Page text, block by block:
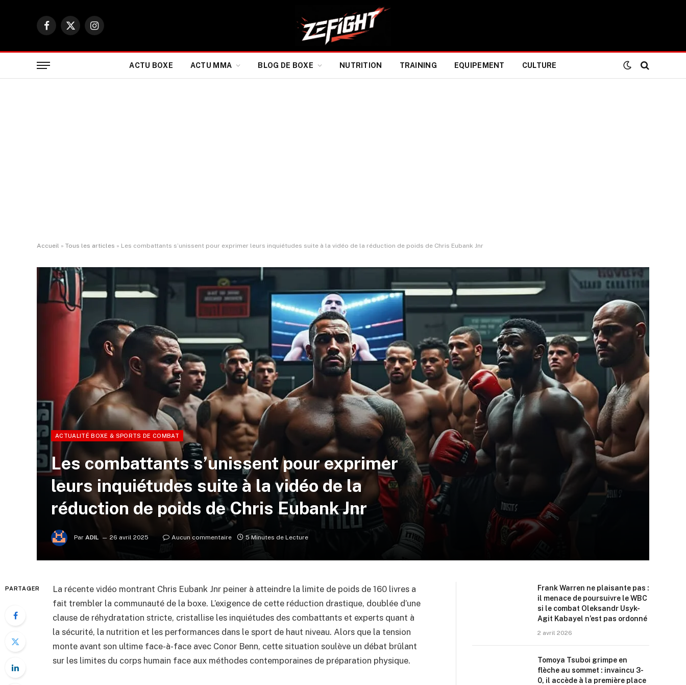
Facebook
X
Instagram
ACTU BOXE ACTU MMA BLOG DE BOXE NUTRITION TRAINING EQUIPEMENT CULTURE
Accueil » Tous les articles » Les combattants s’unissent pour exprimer leurs inquiétudes suite à la vidéo de la réduction de poids de Chris Eubank Jnr
ACTUALITÉ BOXE & SPORTS DE COMBAT
Les combattants s’unissent pour exprimer
leurs inquiétudes suite à la vidéo de la
réduction de poids de Chris Eubank Jnr
Par ADIL 26 avril 2025 Aucun commentaire 5 Minutes de Lecture
PARTAGER
La récente vidéo montrant Chris Eubank Jnr peiner à atteindre la limite de poids de 160 livres a
fait trembler la communauté de la boxe. L’exigence de cette réduction drastique, doublée d’une
clause de réhydratation stricte, cristallise les inquiétudes des combattants et experts quant à
la sécurité, la nutrition et les performances dans le sport de haut niveau. Alors que la tension
monte avant son ultime face-à-face avec Conor Benn, cette situation soulève un débat brûlant
sur les limites du corps humain face aux méthodes contemporaines de préparation physique.
Frank Warren ne plaisante pas :
il menace de poursuivre le WBC
si le combat Oleksandr Usyk-
Agit Kabayel n’est pas ordonné
2 avril 2026
Tomoya Tsuboi grimpe en
flèche au sommet : invaincu 3-
0, il accède à la première place